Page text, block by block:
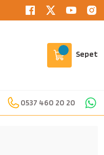
Sepet
0537 460 20 20